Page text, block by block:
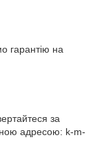
гарантію на
за
адресою: k-m-